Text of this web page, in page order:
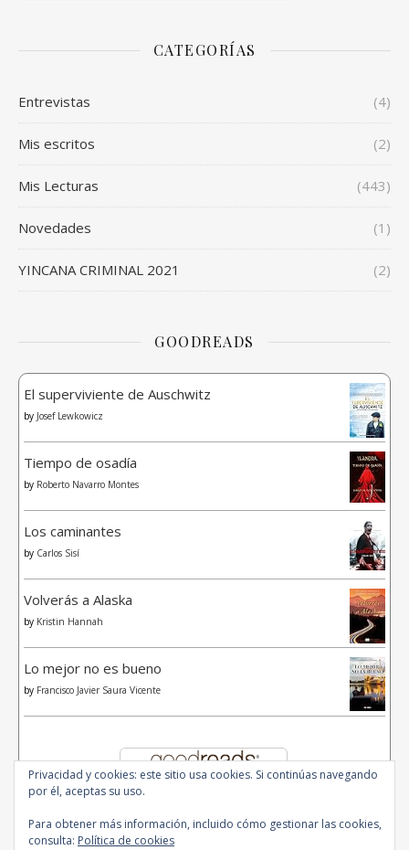
CATEGORÍAS
Entrevistas (4)
Mis escritos (2)
Mis Lecturas (443)
Novedades (1)
YINCANA CRIMINAL 2021 (2)
GOODREADS
El superviviente de Auschwitz
by Josef Lewkowicz
Tiempo de osadía
by Roberto Navarro Montes
Los caminantes
by Carlos Sisí
Volverás a Alaska
by Kristin Hannah
Lo mejor no es bueno
by Francisco Javier Saura Vicente
Privacidad y cookies: este sitio usa cookies. Si continúas navegando
por él, aceptas su uso.
Para obtener más información, incluido cómo gestionar las cookies,
consulta: Política de cookies